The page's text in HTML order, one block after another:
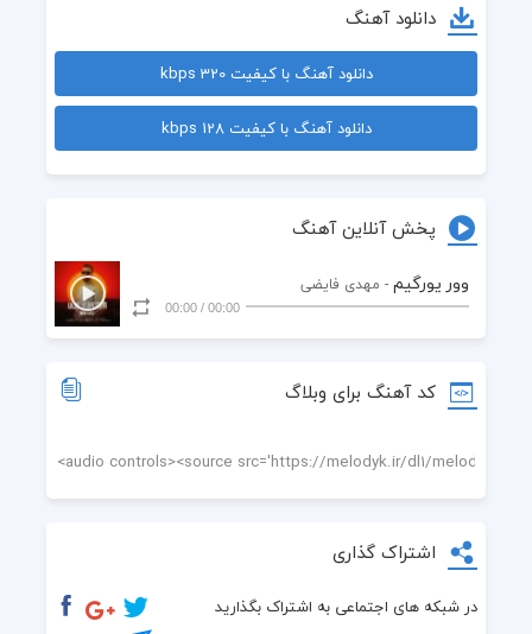
دانلود آهنگ
دانلود آهنگ با کیفیت 320 kbps
دانلود آهنگ با کیفیت 128 kbps
پخش آنلاین آهنگ
وور یورگیم - مهدی فایضی
00:00
/
00:00
کد آهنگ برای وبلاگ
اشتراک گذاری
در شبکه های اجتماعی به اشتراک بگذارید